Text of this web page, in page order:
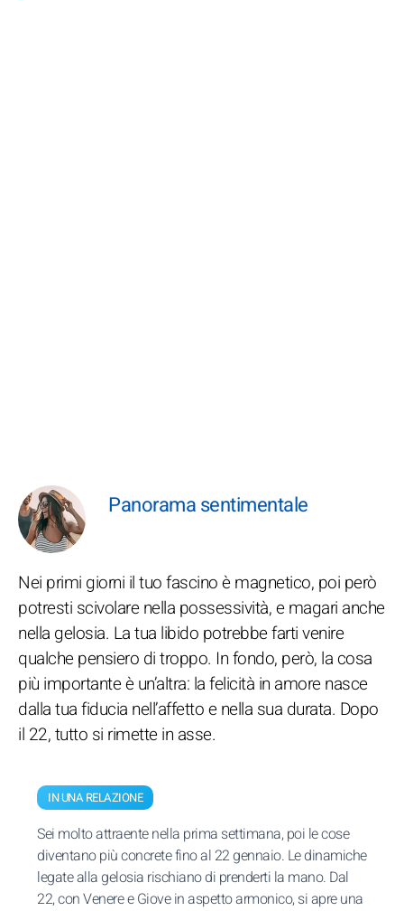
Panorama sentimentale
Nei primi giorni il tuo fascino è magnetico, poi però
potresti scivolare nella possessività, e magari anche
nella gelosia. La tua libido potrebbe farti venire
qualche pensiero di troppo. In fondo, però, la cosa
più importante è un’altra: la felicità in amore nasce
dalla tua fiducia nell’affetto e nella sua durata. Dopo
il 22, tutto si rimette in asse.
IN UNA RELAZIONE
Sei molto attraente nella prima settimana, poi le cose
diventano più concrete fino al 22 gennaio. Le dinamiche
legate alla gelosia rischiano di prenderti la mano. Dal
22, con Venere e Giove in aspetto armonico, si apre una